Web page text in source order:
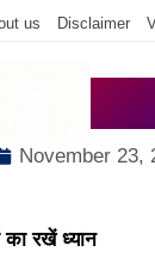
us Disclaimer
November 23,
का रखें ध्यान